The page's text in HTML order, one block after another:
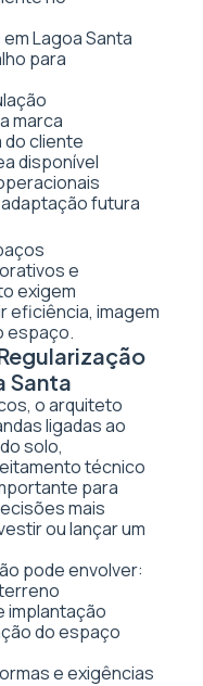
Lagoa Santa
para
marca
do cliente
disponível
futura
e
exigem
eficiência, imagem
espaço.
Santa
o arquiteto
ligadas ao
solo,
técnico
para
mais
ou lançar um
pode envolver:
implantação
do espaço
e exigências